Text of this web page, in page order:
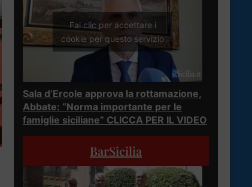
Fai clic per accettare i
cookie per questo servizio
Sala d’Ercole approva la rottamazione,
Abbate: “Norma importante per le
famiglie siciliane” CLICCA PER IL VIDEO
BarSicilia